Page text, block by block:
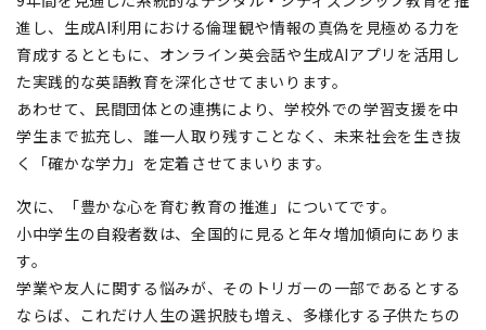
進し、生成AI利用における倫理観や情報の真偽を見極める力を
育成するとともに、オンライン英会話や生成AIアプリを活用し
た実践的な英語教育を深化させてまいります。
あわせて、民間団体との連携により、学校外での学習支援を中
学生まで拡充し、誰一人取り残すことなく、未来社会を生き抜
く「確かな学力」を定着させてまいります。
次に、「豊かな心を育む教育の推進」についてです。
小中学生の自殺者数は、全国的に見ると年々増加傾向にありま
す。
学業や友人に関する悩みが、そのトリガーの一部であるとする
ならば、これだけ人生の選択肢も増え、多様化する子供たちの